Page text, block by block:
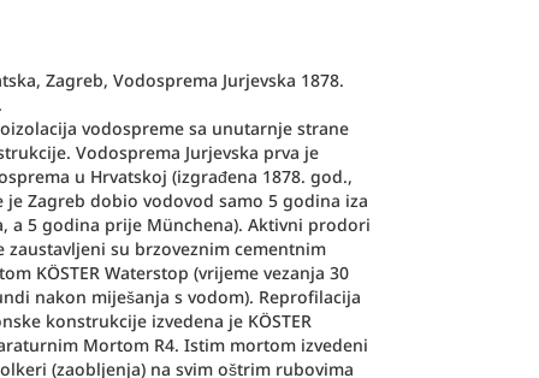
Zagreb, Vodosprema Jurjevska 1878.
vodospreme sa unutarnje strane
Vodosprema Jurjevska prva je
u Hrvatskoj (izgrađena 1878. god.,
je Zagreb dobio vodovod samo 5 godina iza
a 5 godina prije Münchena). Aktivni prodori
zaustavljeni su brzoveznim cementnim
KÖSTER Waterstop (vrijeme vezanja 30
nakon miješanja s vodom). Reprofilacija
konstrukcije izvedena je KÖSTER
Mortom R4. Istim mortom izvedeni
(zaobljenja) na svim oštrim rubovima